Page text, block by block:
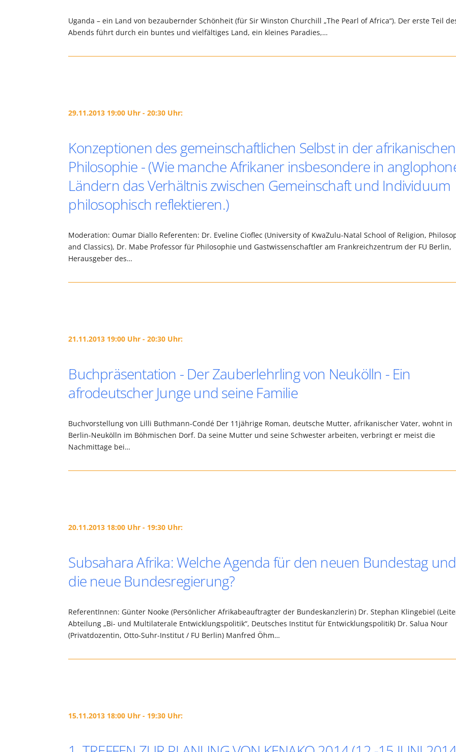
Uganda – ein Land von bezaubernder Schönheit (für Sir Winston Churchill „The Pearl of Africa“). Der erste Teil
Abends führt durch ein buntes und vielfältiges Land, ein kleines Paradies,…
29.11.2013 19:00 Uhr - 20:30 Uhr:
Konzeptionen des gemeinschaftlichen Selbst in der afrikanischen
Philosophie - (Wie manche Afrikaner insbesondere in
Ländern das Verhältnis zwischen Gemeinschaft und Individuum
philosophisch reflektieren.)
Moderation: Oumar Diallo Referenten: Dr. Eveline Cioflec (University of KwaZulu-Natal School of Religion,
and Classics), Dr. Mabe Professor für Philosophie und Gastwissenschaftler am Frankreichzentrum der FU Berlin,
Herausgeber des…
21.11.2013 19:00 Uhr - 20:30 Uhr:
Buchpräsentation - Der Zauberlehrling von Neukölln - Ein
afrodeutscher Junge und seine Familie
Buchvorstellung von Lilli Buthmann-Condé Der 11jährige Roman, deutsche Mutter, afrikanischer Vater, wohnt in
Berlin-Neukölln im Böhmischen Dorf. Da seine Mutter und seine Schwester arbeiten, verbringt er meist die
Nachmittage bei…
20.11.2013 18:00 Uhr - 19:30 Uhr:
Subsahara Afrika: Welche Agenda für den neuen Bundestag und
die neue Bundesregierung?
ReferentInnen: Günter Nooke (Persönlicher Afrikabeauftragter der Bundeskanzlerin) Dr. Stephan Klingebiel
Abteilung „Bi- und Multilaterale Entwicklungspolitik“, Deutsches Institut für Entwicklungspolitik) Dr. Salua Nour
(Privatdozentin, Otto-Suhr-Institut / FU Berlin) Manfred Öhm…
15.11.2013 18:00 Uhr - 19:30 Uhr: